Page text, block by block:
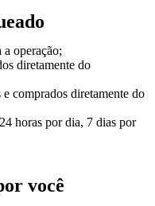
operação;
diretamente do
comprados diretamente do
horas por dia, 7 dias por
você